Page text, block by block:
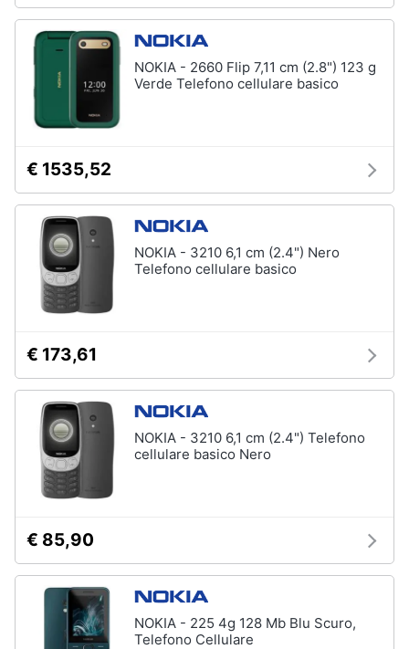
NOKIA - 2660 Flip 7,11 cm (2.8") 123 g
Verde Telefono cellulare basico
€ 1535,52
NOKIA - 3210 6,1 cm (2.4") Nero
Telefono cellulare basico
€ 173,61
NOKIA - 3210 6,1 cm (2.4") Telefono
cellulare basico Nero
€ 85,90
NOKIA - 225 4g 128 Mb Blu Scuro,
Telefono Cellulare